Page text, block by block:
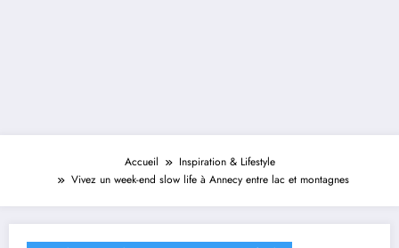
Accueil
Inspiration & Lifestyle
Vivez un week-end slow life à Annecy entre lac et montagnes